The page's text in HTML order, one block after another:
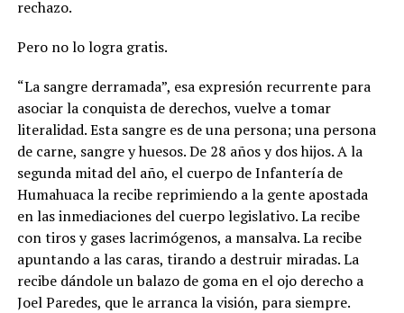
rechazo.
Pero no lo logra gratis.
“La sangre derramada”, esa expresión recurrente para
asociar la conquista de derechos, vuelve a tomar
literalidad. Esta sangre es de una persona; una persona
de carne, sangre y huesos. De 28 años y dos hijos. A la
segunda mitad del año, el cuerpo de Infantería de
Humahuaca la recibe reprimiendo a la gente apostada
en las inmediaciones del cuerpo legislativo. La recibe
con tiros y gases lacrimógenos, a mansalva. La recibe
apuntando a las caras, tirando a destruir miradas. La
recibe dándole un balazo de goma en el ojo derecho a
Joel Paredes, que le arranca la visión, para siempre.